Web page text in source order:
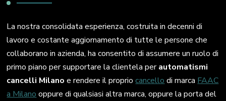
La nostra consolidata esperienza, costruita in decenni di
lavoro e costante aggiornamento di tutte le persone che
collaborano in azienda, ha consentito di assumere un ruolo di
primo piano per supportare la clientela perautomatismi
cancelli Milano e rendere il propriocancello di marca FAAC
a Milano oppure di qualsiasi altra marca, oppure la porta del